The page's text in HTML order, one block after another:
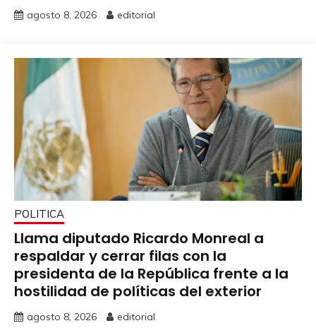
agosto 8, 2026 editorial
POLITICA
Llama diputado Ricardo Monreal a
respaldar y cerrar filas con la
presidenta de la República frente a la
hostilidad de políticas del exterior
agosto 8, 2026 editorial